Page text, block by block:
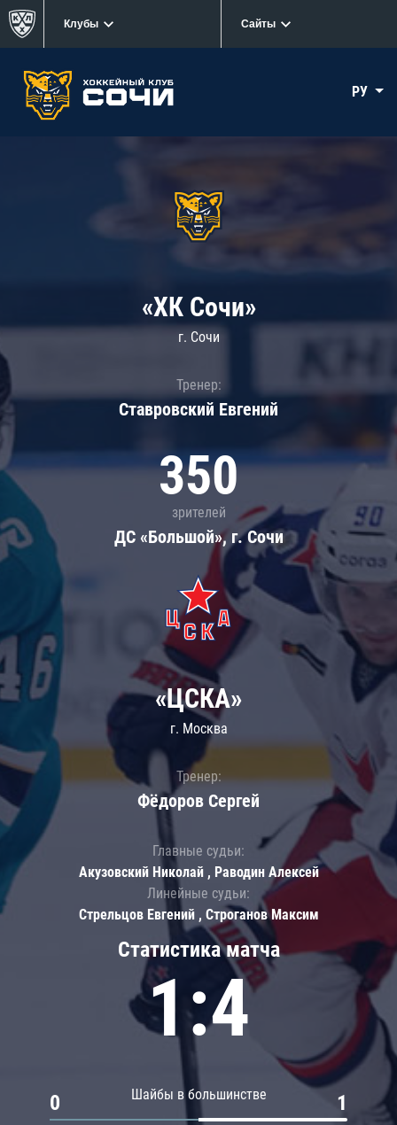
Клубы Сайты
РУ
«ХК Сочи»
г. Сочи
Тренер:
Ставровский Евгений
350
зрителей
ДС «Большой», г. Сочи
Статистика матча
1:4
Шайбы в большинстве
0 1
«ЦСКА»
г. Москва
Тренер:
Фёдоров Сергей
Главные судьи:
Акузовский Николай , Раводин Алексей
Линейные судьи:
Стрельцов Евгений , Строганов Максим